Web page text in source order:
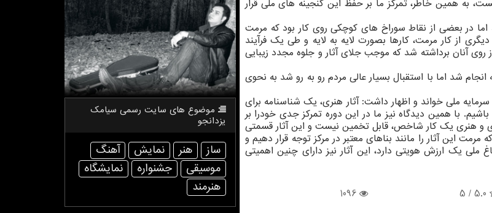
به همین خاطر، تمرکز ما بر حفظ این گنجینه های ملی قرار
در بعضی از نقاط سوراخ های کوچکی روی کار بود که مرمت
از کار مرمت، کارها بصورت لایه به لایه و طی یک فرآیند
آنان برداشته شد که موجب جلای آثار و جلوه مجدد زیبایی
شد اما با استقبال بسیار عالی مردم رو به رو شد به نحوی
ملی خواند و اظهار داشت: آثار هنری، یک شناسنامه برای
با همین دیدگاه نیز ما در این دوره تمرکز جدی خودرا بر
و هنری یک کار شاخص، قابل تخمین نیست و این آثار قسمتی
مرمت این آثار را مانند بناهای معتبر در مرکز توجه قرار دهیم و
ملی یک ارزش هویتی دارد، این آثار نیز دارای چنین اهمیتی
5.0
/ 5
1096
موضوع های سایت رسمی سیامك
یزدانجو
ساز هنر نمایش
آهنگ
موسیقی
جشنواره
نمایشگاه
هنرمند